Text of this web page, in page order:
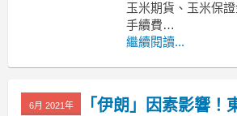
玉米期貨、玉米保
手續費
小麥期貨、小麥保證
繼續閱讀...
6月 2021年
「伊朗」因素影響！